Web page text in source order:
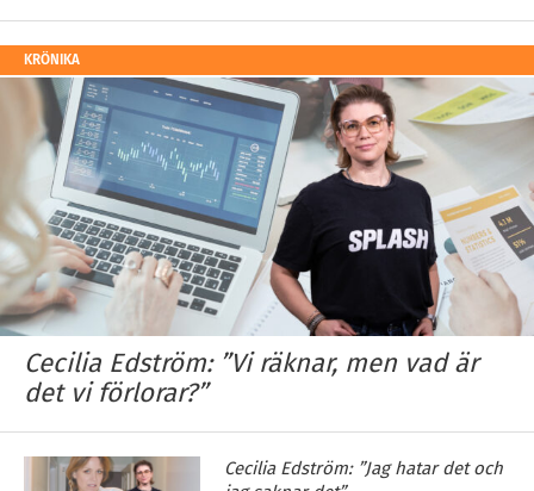
KRÖNIKA
Cecilia Edström: ”Vi räknar, men vad är
det vi förlorar?”
Cecilia Edström: ”Jag hatar det och